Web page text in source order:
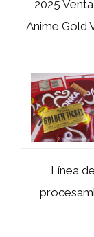
2025
Anime Gold
Línea